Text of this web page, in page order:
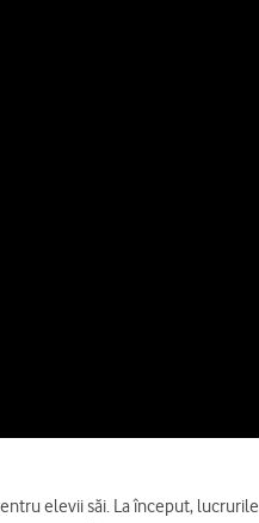
elevii săi. La început, lucrurile